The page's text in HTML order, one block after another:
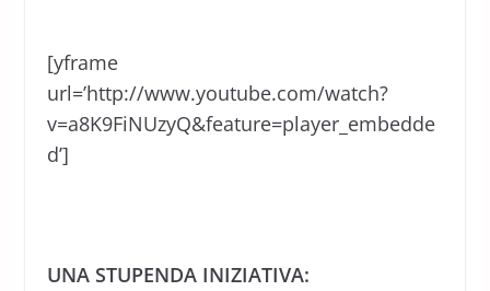
[yframe
url=’http://www.youtube.com/watch?
v=a8K9FiNUzyQ&feature=player_embedde
d’]
UNA STUPENDA INIZIATIVA: